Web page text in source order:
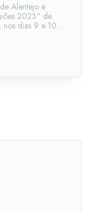
Alentejo e
2023" de
semana, nos dias 9 e 10...